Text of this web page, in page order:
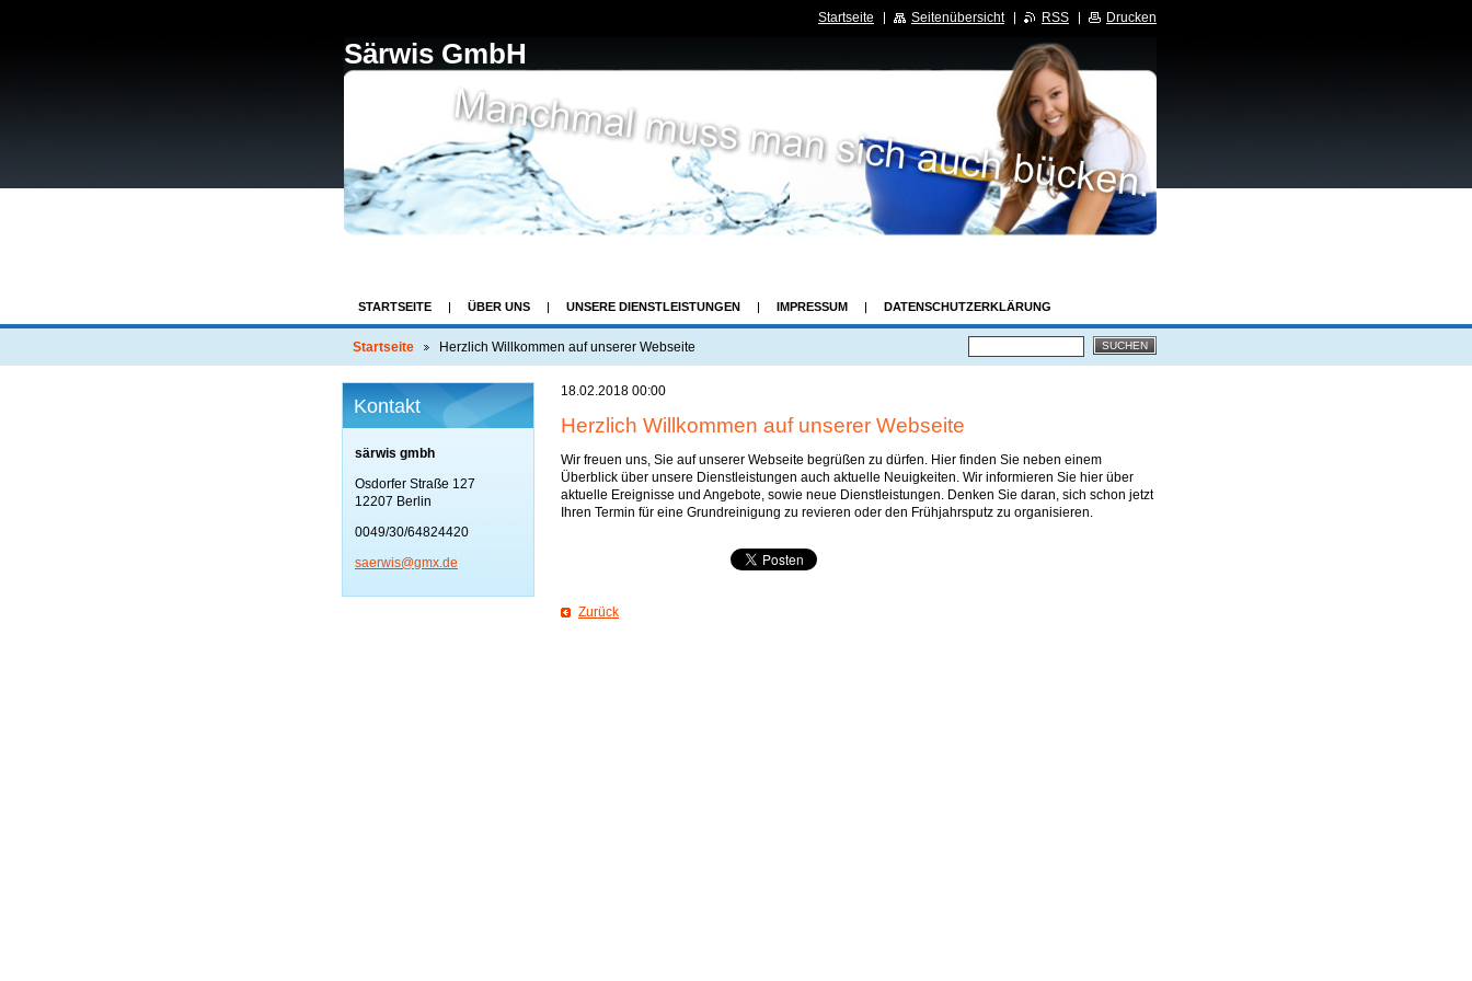
Särwis GmbH
Wohnanlagenpflege ist unsere Sache.
STARTSEITE ÜBER UNS UNSERE DIENSTLEISTUNGEN IMPRESSUM DATENSCHUTZERKLÄRUNG
Startseite Herzlich Willkommen auf unserer Webseite
18.02.2018 00:00
Herzlich Willkommen auf unserer Webseite
Wir freuen uns, Sie auf unserer Webseite begrüßen zu dürfen. Hier finden Sie neben einem
Überblick über unsere Dienstleistungen auch aktuelle Neuigkeiten. Wir informieren Sie hier über
aktuelle Ereignisse und Angebote, sowie neue Dienstleistungen. Denken Sie daran, sich schon jetzt
Ihren Termin für eine Grundreinigung zu revieren oder den Frühjahrsputz zu organisieren.
Zurück
Kontakt
särwis gmbh
Osdorfer Straße 127
12207 Berlin
0049/30/64824420
saerwis@gmx.de
Startseite Seitenübersicht RSS Drucken